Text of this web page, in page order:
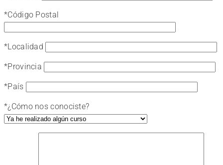
*Código Postal
*Localidad
*Provincia
*País
*¿Cómo nos conociste?